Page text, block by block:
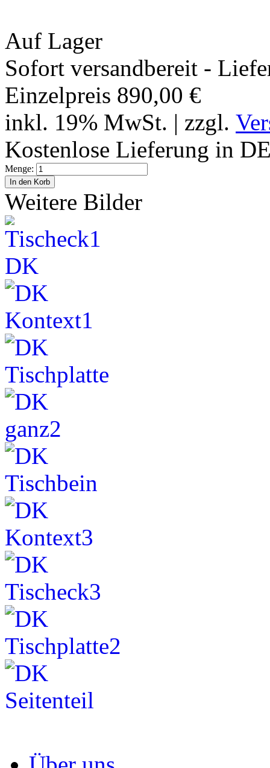
Auf Lager
Sofort versandbereit -
Einzelpreis 890,00 €
inkl. 19% MwSt. | zzgl.
Kostenlose Lieferung in
Menge:
Weitere Bilder